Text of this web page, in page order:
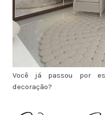
Você já passou por
decoração?